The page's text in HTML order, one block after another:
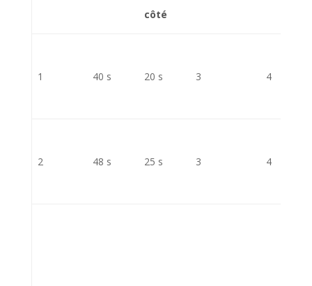
côté
1 40 s 20 s 3 4
2 48 s 25 s 3 4